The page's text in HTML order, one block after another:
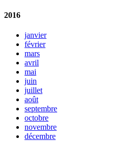
2016
janvier
février
mars
avril
mai
juin
juillet
août
septembre
octobre
novembre
décembre